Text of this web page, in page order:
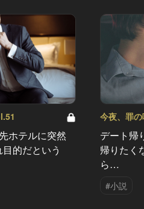
ホテルに突然
的だという
今夜、罪
デート帰
帰りたく
ら…
#小説